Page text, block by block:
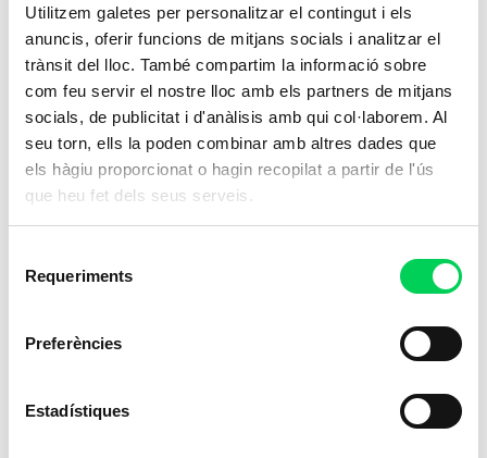
Utilitzem galetes per personalitzar el contingut i els
anuncis, oferir funcions de mitjans socials i analitzar el
trànsit del lloc. També compartim la informació sobre
com feu servir el nostre lloc amb els partners de mitjans
socials, de publicitat i d'anàlisis amb qui col·laborem. Al
seu torn, ells la poden combinar amb altres dades que
els hàgiu proporcionat o hagin recopilat a partir de l'ús
que heu fet dels seus serveis.
Requeriments
Preferències
Estadístiques